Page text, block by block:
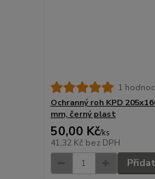
1
Ochranný roh KPD
mm, černý plast
50,00 Kč/ks
41,32 Kč bez DPH